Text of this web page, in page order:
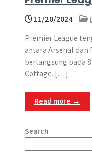
11/20/2024
Premier League
antara Arsenal dan
berlangsung pada
Cottage. […]
Read more →
Search